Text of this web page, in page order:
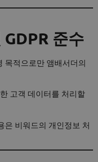
준수
목적으로만 앰배서더의
고객 데이터를 처리할
은 비워드의 개인정보 처